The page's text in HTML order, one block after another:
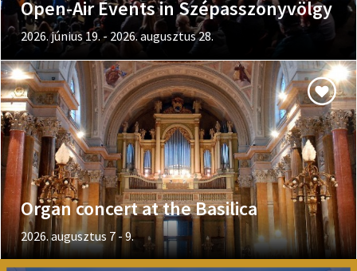
Open-Air Events in Szépasszonyvölgy
2026. június 19. - 2026. augusztus 28.
Organ concert at the Basilica
2026. augusztus 7 - 9.